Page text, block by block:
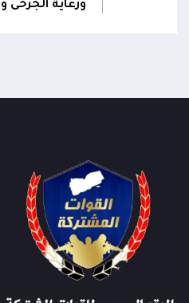
ورعاية الجرحى